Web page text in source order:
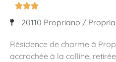

20110 Propriano /
Résidence de charme à
accrochée à la colline,